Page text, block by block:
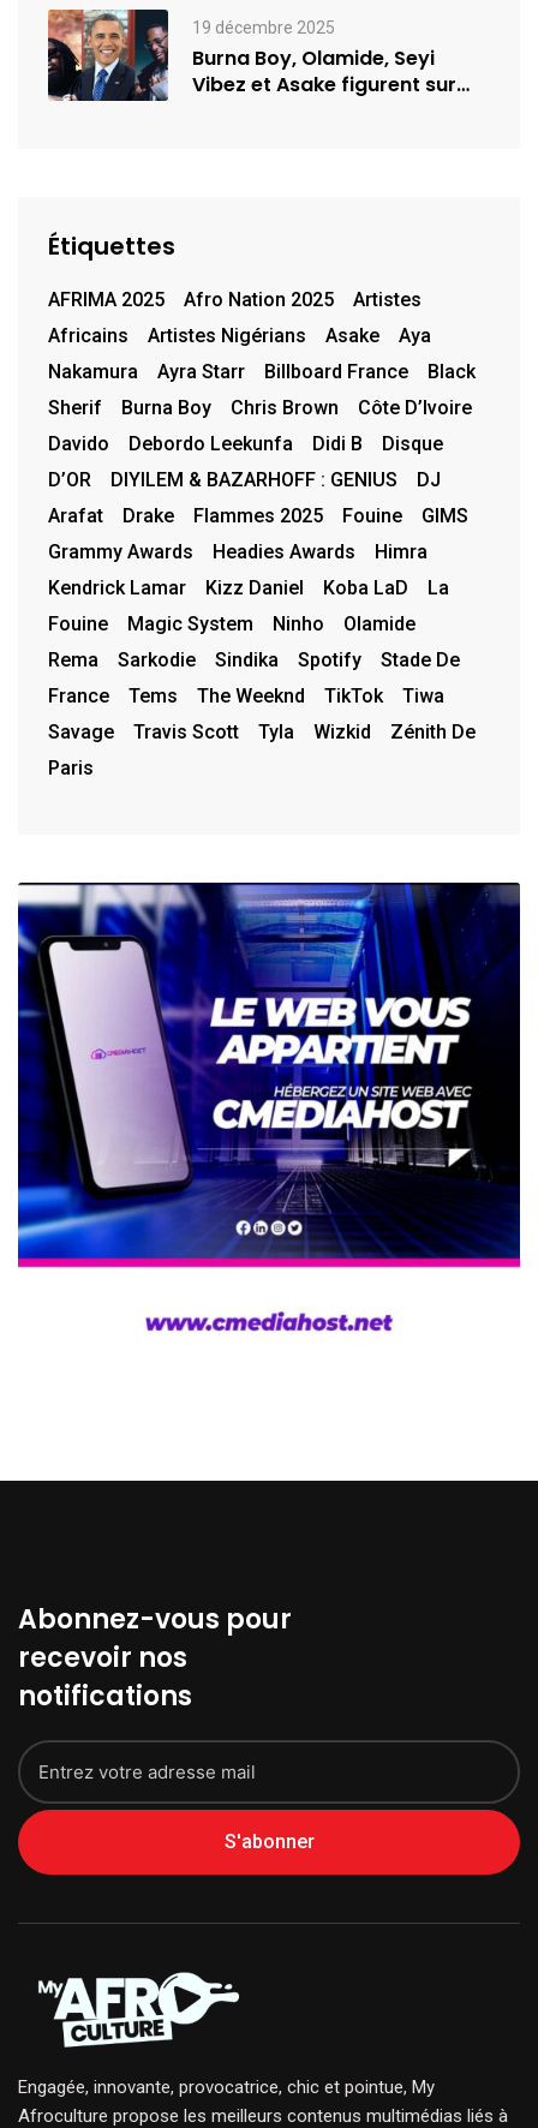
19 décembre 2025
Burna Boy, Olamide, Seyi
Vibez et Asake figurent sur
Étiquettes
AFRIMA 2025 Afro Nation 2025
Artistes
Africains
Artistes Nigérians Asake
Aya
Nakamura
Ayra Starr Billboard France
Black
Sherif
Burna Boy Chris Brown
Côte D’Ivoire
Davido
Debordo Leekunfa Didi B
Disque
D’OR
DIYILEM & BAZARHOFF : GENIUS
DJ
Arafat
Drake Flammes 2025 Fouine
GIMS
Grammy Awards
Headies Awards
Himra
Kendrick Lamar
Kizz Daniel Koba LaD
La
Fouine
Magic System Ninho
Olamide
Rema
Sarkodie Sindika Spotify
Stade De
France
Tems The Weeknd TikTok
Tiwa
Savage
Travis Scott Tyla Wizkid
Zénith De
Paris
Abonnez-vous pour
recevoir nos
notifications
S'abonner
Engagée, innovante, provocatrice, chic et pointue, My
Afroculture propose les meilleurs contenus multimédias liés à